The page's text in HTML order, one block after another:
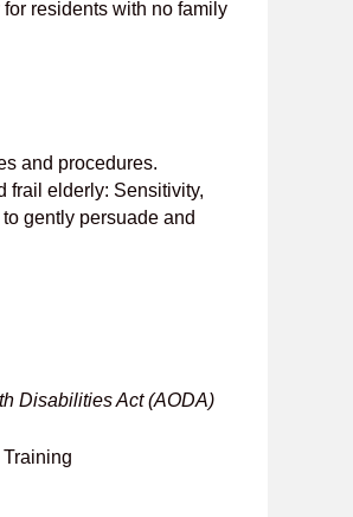
residents with no family
and procedures.
frail elderly: Sensitivity,
gently persuade and
Disabilities Act (AODA)